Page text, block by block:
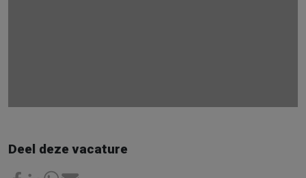
Deel deze vacature